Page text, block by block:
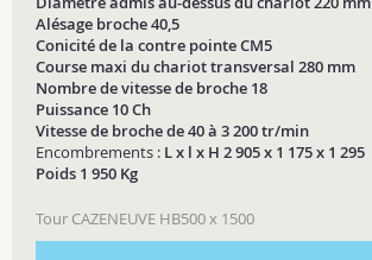
Alésage broche 40,5
Conicité de la contre pointe CM5
Course maxi du chariot transversal 280 mm
Nombre de vitesse de broche 18
Puissance 10 Ch
Vitesse de broche de 40 à 3 200 tr/min
Encombrements : L x l x H 2 905 x 1 175 x 1 295
Poids 1 950 Kg
Tour CAZENEUVE HB500 x 1500